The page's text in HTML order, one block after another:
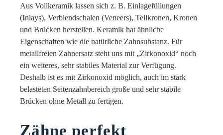
Aus Vollkeramik lassen sich z. B. Einlagefüllungen
(Inlays), Verblendschalen (Veneers), Teilkronen, Kronen
und Brücken herstellen. Keramik hat ähnliche
Eigenschaften wie die natürliche Zahnsubstanz. Für
metallfreien Zahnersatz steht uns mit „Zirkonoxid“ noch
ein weiteres, sehr stabiles Material zur Verfügung.
Deshalb ist es mit Zirkonoxid möglich, auch im stark
belasteten Seitenzahnbereich große und sehr stabile
Brücken ohne Metall zu fertigen.
Zähne perfekt